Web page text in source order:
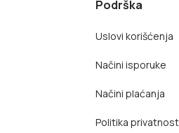
Podrška
Uslovi korišćenja
Načini isporuke
Načini plaćanja
Politika